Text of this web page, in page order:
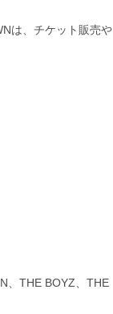
は、チケット販売や
、THE BOYZ、THE